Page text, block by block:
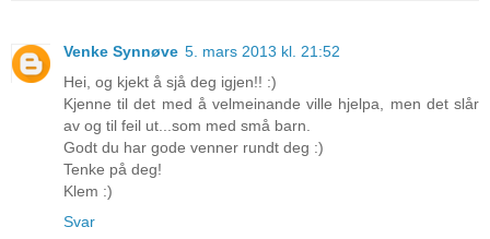
Venke Synnøve 5. mars 2013 kl. 21:52
Hei, og kjekt å sjå deg igjen!! :)
Kjenne til det med å velmeinande ville hjelpa, men det slår
av og til feil ut...som med små barn.
Godt du har gode venner rundt deg :)
Tenke på deg!
Klem :)
Svar